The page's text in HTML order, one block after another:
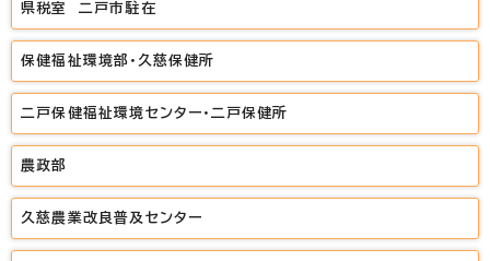
県税室 二戸市駐在
保健福祉環境部・久慈保健所
二戸保健福祉環境センター・二戸保健所
農政部
久慈農業改良普及センター